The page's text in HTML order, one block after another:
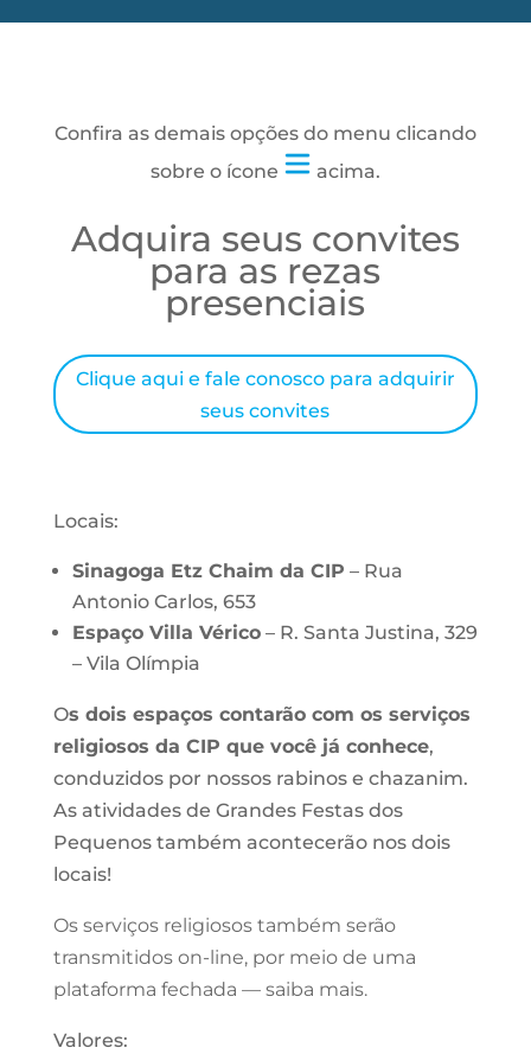
Confira as demais opções do menu clicando
sobre o ícone
acima.
Adquira seus convites
para as rezas
presenciais
Clique aqui e fale conosco para adquirir
seus convites
Locais:
Sinagoga Etz Chaim da CIP – Rua
Antonio Carlos, 653
Espaço Villa Vérico– R. Santa Justina, 329
– Vila Olímpia
Os dois espaços contarão com os serviços
religiosos da CIP que você já conhece,
conduzidos por nossos rabinos e chazanim.
As atividades de Grandes Festas dos
Pequenos também acontecerão nos dois
locais!
Os serviços religiosos também serão
transmitidos on-line, por meio de uma
plataforma fechada — saiba mais.
Valores: